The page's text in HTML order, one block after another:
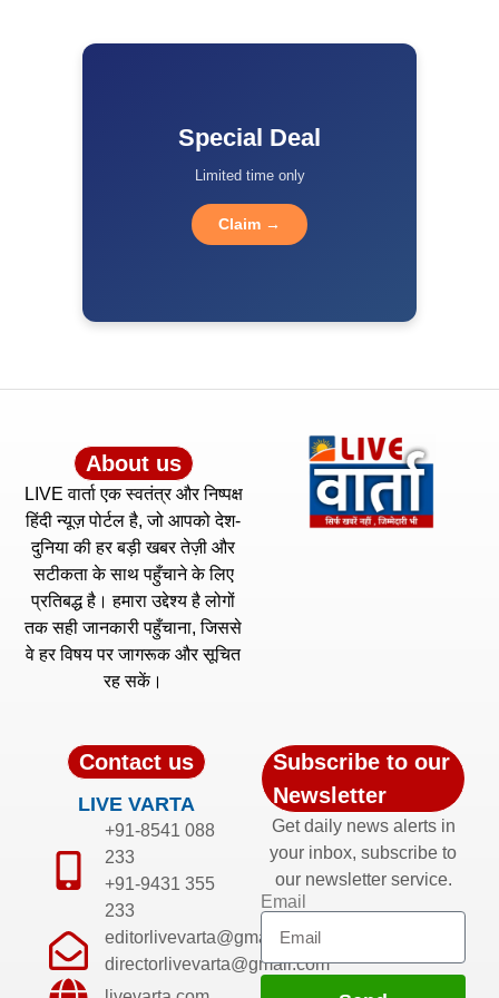
Special Deal
Limited time only
Claim →
About us
LIVE वार्ता एक स्वतंत्र और निष्पक्ष
हिंदी न्यूज़ पोर्टल है, जो आपको देश-
दुनिया की हर बड़ी खबर तेज़ी और
सटीकता के साथ पहुँचाने के लिए
प्रतिबद्ध है। हमारा उद्देश्य है लोगों
तक सही जानकारी पहुँचाना, जिससे
वे हर विषय पर जागरूक और सूचित
रह सकें।
Contact us
LIVE VARTA
+91-8541 088
233
+91-9431 355
233
editorlivevarta@gmail.com
directorlivevarta@gmail.com
Subscribe to our
Newsletter
Get daily news alerts in
your inbox, subscribe to
our newsletter service.
Email